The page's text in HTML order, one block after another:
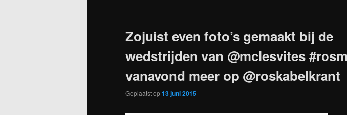
Zojuist even foto’s gemaakt bij de
wedstrijden van @mclesvites
vanavond meer op @roskabelkrant
Geplaatst op13 juni 2015